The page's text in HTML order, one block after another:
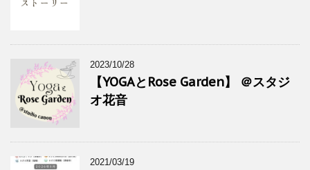
2023/10/28
【YOGAとRose Garden】 ＠スタジ
オ花音
2021/03/19